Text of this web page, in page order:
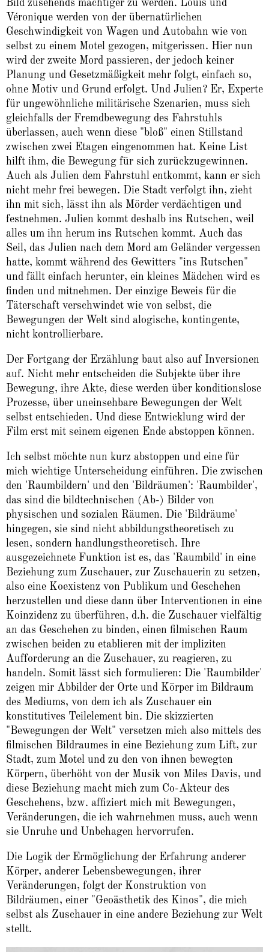
Bild zusehends mächtiger zu werden. Louis und
Véronique werden von der übernatürlichen
Geschwindigkeit von Wagen und Autobahn wie von
selbst zu einem Motel gezogen, mitgerissen. Hier nun
wird der zweite Mord passieren, der jedoch keiner
Planung und Gesetzmäßigkeit mehr folgt, einfach so,
ohne Motiv und Grund erfolgt. Und Julien? Er, Experte
für ungewöhnliche militärische Szenarien, muss sich
gleichfalls der Fremdbewegung des Fahrstuhls
überlassen, auch wenn diese "bloß" einen Stillstand
zwischen zwei Etagen eingenommen hat. Keine List
hilft ihm, die Bewegung für sich zurückzugewinnen.
Auch als Julien dem Fahrstuhl entkommt, kann er sich
nicht mehr frei bewegen. Die Stadt verfolgt ihn, zieht
ihn mit sich, lässt ihn als Mörder verdächtigen und
festnehmen. Julien kommt deshalb ins Rutschen, weil
alles um ihn herum ins Rutschen kommt. Auch das
Seil, das Julien nach dem Mord am Geländer vergessen
hatte, kommt während des Gewitters "ins Rutschen"
und fällt einfach herunter, ein kleines Mädchen wird es
finden und mitnehmen. Der einzige Beweis für die
Täterschaft verschwindet wie von selbst, die
Bewegungen der Welt sind alogische, kontingente,
nicht kontrollierbare.
Der Fortgang der Erzählung baut also auf Inversionen
auf. Nicht mehr entscheiden die Subjekte über ihre
Bewegung, ihre Akte, diese werden über konditionslose
Prozesse, über uneinsehbare Bewegungen der Welt
selbst entschieden. Und diese Entwicklung wird der
Film erst mit seinem eigenen Ende abstoppen können.
Ich selbst möchte nun kurz abstoppen und eine für
mich wichtige Unterscheidung einführen. Die zwischen
den 'Raumbildern' und den 'Bildräumen': 'Raumbilder',
das sind die bildtechnischen (Ab-) Bilder von
physischen und sozialen Räumen. Die 'Bildräume'
hingegen, sie sind nicht abbildungstheoretisch zu
lesen, sondern handlungstheoretisch. Ihre
ausgezeichnete Funktion ist es, das 'Raumbild' in eine
Beziehung zum Zuschauer, zur Zuschauerin zu setzen,
also eine Koexistenz von Publikum und Geschehen
herzustellen und diese dann über Interventionen in eine
Koinzidenz zu überführen, d.h. die Zuschauer vielfältig
an das Geschehen zu binden, einen filmischen Raum
zwischen beiden zu etablieren mit der impliziten
Aufforderung an die Zuschauer, zu reagieren, zu
handeln. Somit lässt sich formulieren: Die 'Raumbilder'
zeigen mir Abbilder der Orte und Körper im Bildraum
des Mediums, von dem ich als Zuschauer ein
konstitutives Teilelement bin. Die skizzierten
"Bewegungen der Welt" versetzen mich also mittels des
filmischen Bildraumes in eine Beziehung zum Lift, zur
Stadt, zum Motel und zu den von ihnen bewegten
Körpern, überhöht von der Musik von Miles Davis, und
diese Beziehung macht mich zum Co-Akteur des
Geschehens, bzw. affiziert mich mit Bewegungen,
Veränderungen, die ich wahrnehmen muss, auch wenn
sie Unruhe und Unbehagen hervorrufen.
Die Logik der Ermöglichung der Erfahrung anderer
Körper, anderer Lebensbewegungen, ihrer
Veränderungen, folgt der Konstruktion von
Bildräumen, einer "Geoästhetik des Kinos", die mich
selbst als Zuschauer in eine andere Beziehung zur Welt
stellt.